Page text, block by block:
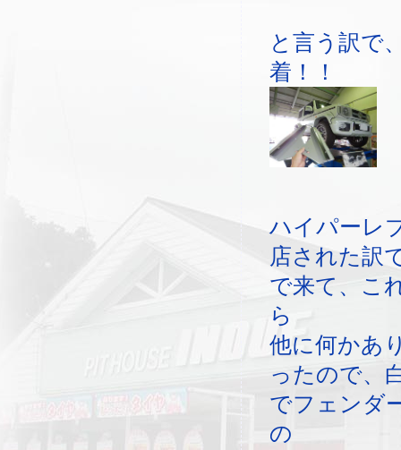
と言う訳で
着！！
ハイパーレ
店された訳
で来て、こ
ら
他に何かあ
ったので、
でフェンダ
の